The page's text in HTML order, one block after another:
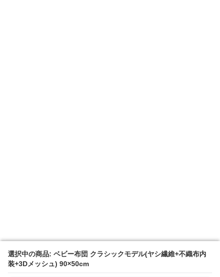
選択中の商品: ベビー布団 クラシックモデル(ヤシ繊維+不織布内
装+3Dメッシュ) 90×50cm
選択中の商品: ベビー布団 クラシックモデル(ヤシ繊維+不織布内
装+3Dメッシュ) 90×50cm